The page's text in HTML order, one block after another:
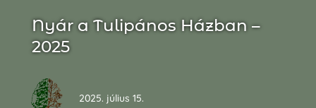
Nyár a Tulipános Házban –
2025
2025. július 15.